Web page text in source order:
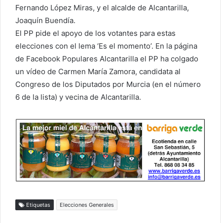
Fernando López Miras, y el alcalde de Alcantarilla,
Joaquín Buendía.
El PP pide el apoyo de los votantes para estas
elecciones con el lema ‘Es el momento’. En la página
de Facebook Populares Alcantarilla el PP ha colgado
un vídeo de Carmen María Zamora, candidata al
Congreso de los Diputados por Murcia (en el número
6 de la lista) y vecina de Alcantarilla.
Etiquetas Elecciones Generales